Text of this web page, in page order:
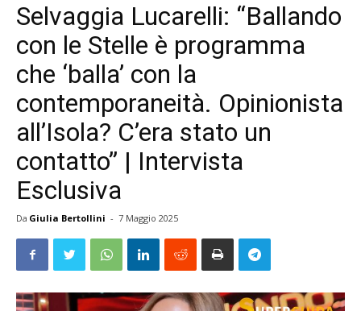
Selvaggia Lucarelli: “Ballando
con le Stelle è programma
che ‘balla’ con la
contemporaneità. Opinionista
all’Isola? C’era stato un
contatto” | Intervista
Esclusiva
Da Giulia Bertollini - 7 Maggio 2025